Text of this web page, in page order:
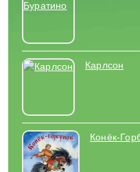
Карлсон
Конёк-